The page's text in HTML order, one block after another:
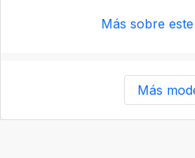
Más sobre
Más